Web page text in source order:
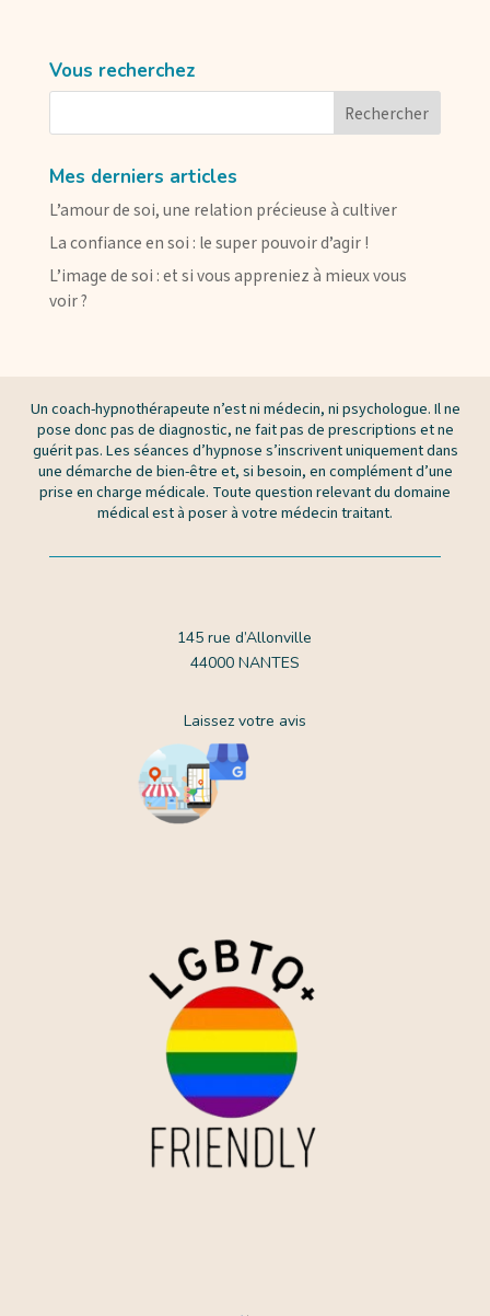
Vous recherchez
Mes derniers articles
L’amour de soi, une relation précieuse à cultiver
La confiance en soi : le super pouvoir d’agir !
L’image de soi : et si vous appreniez à mieux vous
voir ?
Un coach-hypnothérapeute n’est ni médecin, ni psychologue. Il ne
pose donc pas de diagnostic, ne fait pas de prescriptions et ne
guérit pas. Les séances d’hypnose s’inscrivent uniquement dans
une démarche de bien-être et, si besoin, en complément d’une
prise en charge médicale. Toute question relevant du domaine
médical est à poser à votre médecin traitant.
145 rue d’Allonville
44000 NANTES
Laissez votre avis